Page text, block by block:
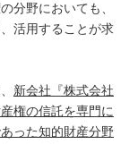
分野においても、
活用することが求
新会社『株式会社
権の信託を専門に
った知的財産分野